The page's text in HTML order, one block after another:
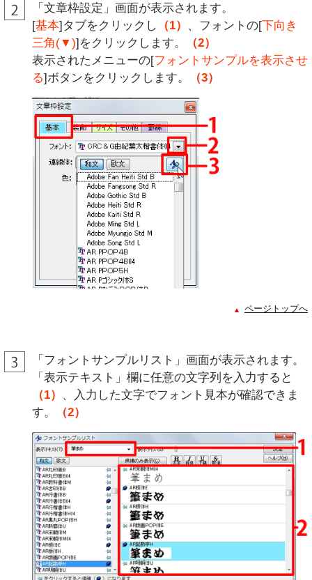
「文章枠設定」画面が表示されます。
[基本]タブをクリックし （1） 、フォントの[下向き
三角(▼)]をクリックします。
（2）
表示されたメニューの[フォントサンプルを表示させ
る]ボタンをクリックします。 （3）
ページトップへ
「フォントサンプルリスト」画面が表示されます。
「表示テキスト」欄に任意の文字列を入力すると
（1）
、入力した文字でフォント見本が確認できま
す。
（2）